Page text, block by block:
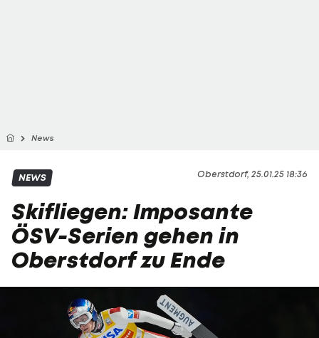
News
Oberstdorf, 25.01.25 18:36
NEWS
Skifliegen: Imposante
ÖSV-Serien gehen in
Oberstdorf zu Ende